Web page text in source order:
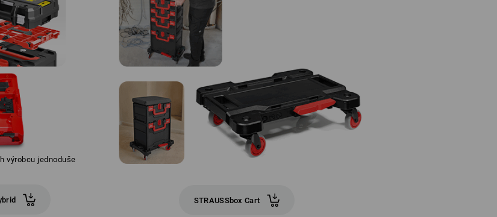
výrobcu jednoduše
STRAUSSbox Cart